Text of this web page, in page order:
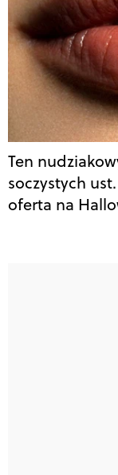
Ten
soczystych
oferta na